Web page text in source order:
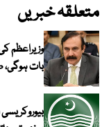
متعلقہ خبریں
وزیراعظم
بات